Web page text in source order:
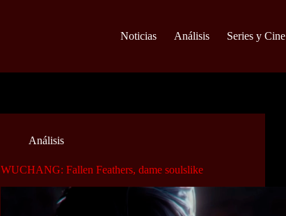
Noticias Análisis Series y Cine
Análisis
WUCHANG: Fallen Feathers, dame soulslike